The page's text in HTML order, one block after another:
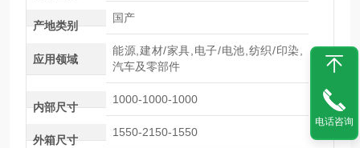
产地类别
国产
应用领域
能源,建材/家具,电子/电池,纺织/印染,
汽车及零部件
内部尺寸
1000-1000-1000
外箱尺寸
1550-2150-1550
电话咨询